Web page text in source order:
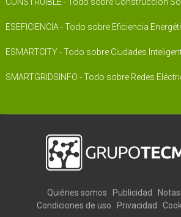
CONSTRUIBLE - Todo sobre Construcción
ESEFICIENCIA - Todo sobre Eficiencia
ESMARTCITY - Todo sobre Ciudades
SMARTGRIDSINFO - Todo sobre Redes
Quiénes somos Publicidad
Condiciones de uso
Privacidad